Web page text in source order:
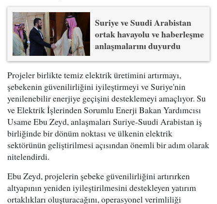
Suriye ve Suudi Arabistan
ortak havayolu ve haberleşme
anlaşmalarını duyurdu
Projeler birlikte temiz elektrik üretimini artırmayı,
şebekenin güvenilirliğini iyileştirmeyi ve Suriye'nin
yenilenebilir enerjiye geçişini desteklemeyi amaçlıyor. Su
ve Elektrik İşlerinden Sorumlu Enerji Bakan Yardımcısı
Usame Ebu Zeyd, anlaşmaları Suriye-Suudi Arabistan iş
birliğinde bir dönüm noktası ve ülkenin elektrik
sektörünün geliştirilmesi açısından önemli bir adım olarak
nitelendirdi.
Ebu Zeyd, projelerin şebeke güvenilirliğini artırırken
altyapının yeniden iyileştirilmesini destekleyen yatırım
ortaklıkları oluşturacağını, operasyonel verimliliği